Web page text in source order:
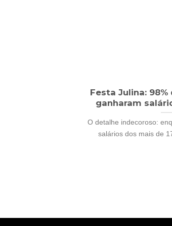
Festa Julina: 98%
ganharam
O detalhe indecoroso:
salários dos mais de